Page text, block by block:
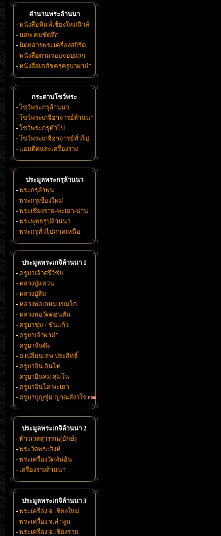
ตำนานพระล้านนา
- หนังสือพิมพ์เชียงใหม่นิวส์
- นสพ.คมชัดลึก
- นิตยสารพระเครื่องสปิริต
- หนังสือตามรอยจอบแรก
- หนังสือเภสัชครุครูบาผาผ่า
กระดานโชว์พระ
- โชว์พระกรุล้านนา
- โชว์พระเกจิอาจารย์ล้านนา
- โชว์พระกรุทั่วไป
- โชว์พระเกจิอาจารย์ทั่วไป
- แอนติคและเครื่องราง
ประมูลพระกรุล้านนา
- พระกรุลำพูน
- พระกรุเชียงใหม่
- พระเชียงราย-พะเยา-น่าน
- พระพุทธรูปล้านนา
- พระกรุทั่วไปภาคเหนือ
ประมูลพระเกจิล้านนา 1
- ครูบาเจ้าศรีวิชัย
- หลวงปู่แหวน
- หลวงปู่สิม
- หลวงพ่อเกษม เขมโก
- หลวงพ่อวัดดอนตัน
- ครูบาชุ่ม / ขันแก้ว
- ครูบาเจ้าผาผ่า
- ครูบาจันต๊ะ
- อ.เปลี่ยน/ลพ.ประสิทธิ์
- ครูบาอิน อินโท
- ครูบาอินสม สุมโน
- ครูบาอินโต พะเยา
- ครูบาบุญชุ่ม ญาณสังวโร
ประมูลพระเกจิล้านนา 2
- ท้าวเวสสุวรรณ(ยักษ์)
- พระวัดพระสิงห์
- พระเครื่องวัดพันอ้น
- เครื่องรางล้านนา
ประมูลพระเกจิล้านนา 3
- พระเครื่อง จ.เชียงใหม่
- พระเครื่อง จ.ลำพูน
- พระเครื่อง จ.เชียงราย